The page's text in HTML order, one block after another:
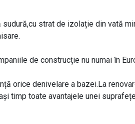
strat de izolație din vată
de construcție nu numai în
orice denivelare a bazei.La
timp toate avantajele unei